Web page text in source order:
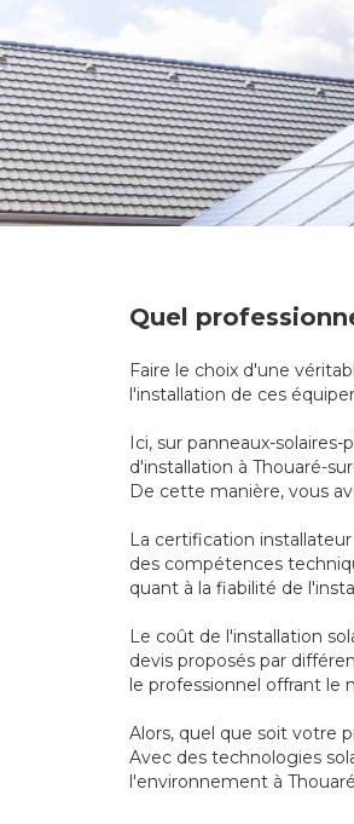
Quel
Faire le choix d'une
l'installation de ces
Ici, sur panneaux-
d'installation à Thouaré-
De cette manière, vous
La certification
des compétences
quant à la fiabilité de
Le coût de l'installation
devis proposés par
le professionnel offrant le
Alors, quel que soit votre
Avec des technologies
l'environnement à